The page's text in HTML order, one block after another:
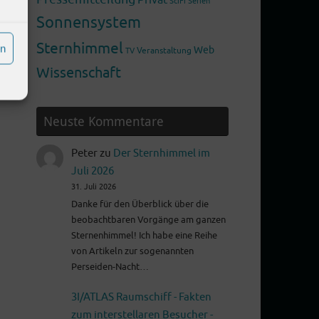
Sonnensystem
Sternhimmel TV Veranstaltung Web
Wissenschaft
Neuste Kommentare
Peterzu Der Sternhimmel im
Juli 2026
31. Juli 2026
Danke für den Überblick über die
beobachtbaren Vorgänge am ganzen
Sternenhimmel! Ich habe eine Reihe
von Artikeln zur sogenannten
Perseiden-Nacht…
3I/ATLAS Raumschiff - Fakten
zum interstellaren Besucher -